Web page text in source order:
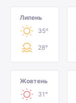
Липень
35°
28°
Жовтень
31°